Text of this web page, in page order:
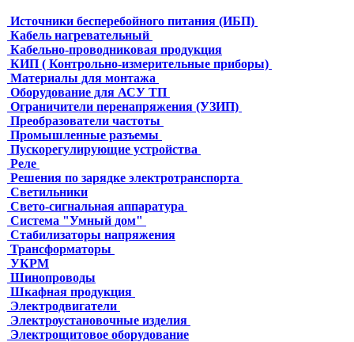
Источники бесперебойного питания (ИБП)
Кабель нагревательный
Кабельно-проводниковая продукция
КИП ( Контрольно-измерительные приборы)
Материалы для монтажа
Оборудование для АСУ ТП
Ограничители перенапряжения (УЗИП)
Преобразователи частоты
Промышленные разъемы
Пускорегулирующие устройства
Реле
Решения по зарядке электротранспорта
Светильники
Свето-сигнальная аппаратура
Система "Умный дом"
Стабилизаторы напряжения
Трансформаторы
УКРМ
Шинопроводы
Шкафная продукция
Электродвигатели
Электроустановочные изделия
Электрощитовое оборудование